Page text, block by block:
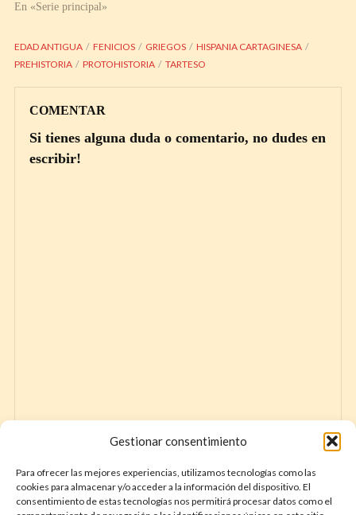
Gestionar consentimiento
Para ofrecer las mejores experiencias, utilizamos tecnologías como las
cookies para almacenar y/o acceder a la información del dispositivo. El
consentimiento de estas tecnologías nos permitirá procesar datos como el
En «Serie principal»
EDAD ANTIGUA FENICIOS GRIEGOS
HISPANIA CARTAGINESA
PREHISTORIA
PROTOHISTORIA TARTESO
COMENTAR
Si tienes alguna duda o comentario, no dudes en
escribir!